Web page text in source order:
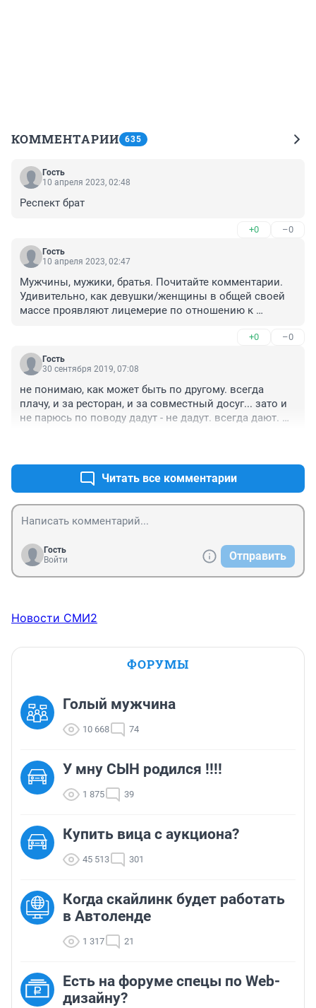
КОММЕНТАРИИ 635
Гость
10 апреля 2023, 02:48
Респект брат
+0 –0
Гость
10 апреля 2023, 02:47
Мужчины, мужики, братья. Почитайте комментарии.
Удивительно, как девушки/женщины в общей своей
массе проявляют лицемерие по отношению к
Девушки не из общей массы, уважаю вас и спасибо
вам, что вы такие есть. Ради вас и стоит
действительно что-то делать, и вас любить! А другим
с таким высокомерным отношением
Всем добра
+0 –0
Гость
30 сентября 2019, 07:08
не понимаю, как может быть по другому. всегда
плачу, и за ресторан, и за совместный досуг... зато и
не парюсь по поводу дадут - не дадут. всегда дают.
Читать все комментарии
Гость
Войти
Отправить
Новости СМИ2
ФОРУМЫ
Голый мужчина
10 668 74
У мну СЫН родился !!!!
1 875 39
Купить вица с аукциона?
45 513 301
Когда скайлинк будет работать
в Автоленде
1 317 21
Есть на форуме спецы по Web-
дизайну?